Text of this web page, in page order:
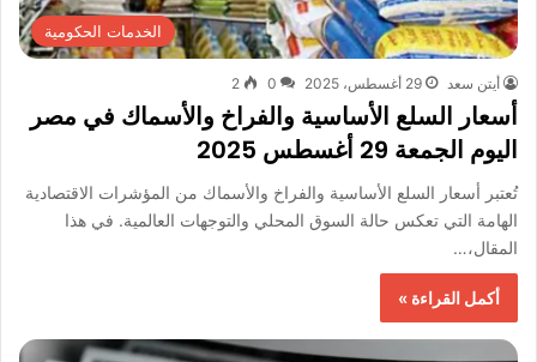
الخدمات الحكومية
أيتن سعد 29 أغسطس، 2025 0
2
أسعار السلع الأساسية والفراخ والأسماك في مصر
اليوم الجمعة 29 أغسطس 2025
تُعتبر أسعار السلع الأساسية والفراخ والأسماك من المؤشرات الاقتصادية
الهامة التي تعكس حالة السوق المحلي والتوجهات العالمية. في هذا
المقال،…
أكمل القراءة »